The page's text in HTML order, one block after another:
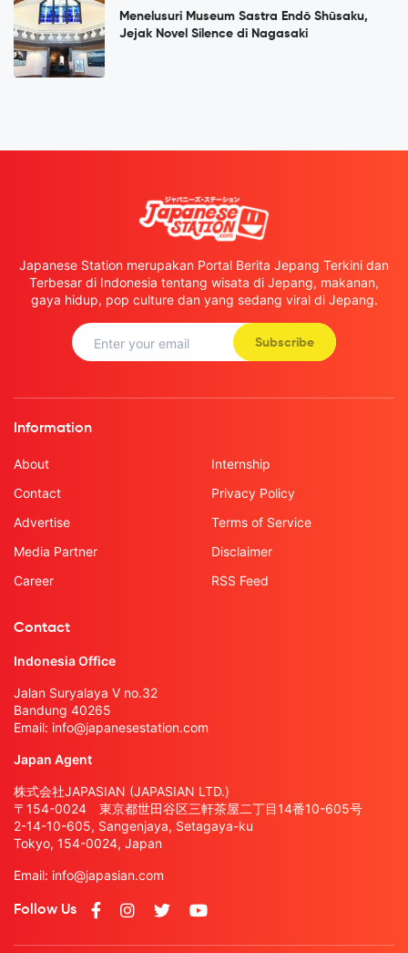
Menelusuri Museum Sastra Endō Shūsaku,
Jejak Novel Silence di Nagasaki
Japanese Station merupakan Portal Berita Jepang Terkini dan
Terbesar di Indonesia tentang wisata di Jepang, makanan,
gaya hidup, pop culture dan yang sedang viral di Jepang.
Subscribe
Information
About
Contact
Advertise
Media Partner
Career
Internship
Privacy Policy
Terms of Service
Disclaimer
RSS Feed
Contact
Indonesia Office
Jalan Suryalaya V no.32
Bandung 40265
Email: info@japanesestation.com
Japan Agent
株式会社JAPASIAN (JAPASIAN LTD.)
〒154-0024 東京都世田谷区三軒茶屋二丁目14番10-605号
2-14-10-605, Sangenjaya, Setagaya-ku
Tokyo, 154-0024, Japan
Email: info@japasian.com
Follow Us